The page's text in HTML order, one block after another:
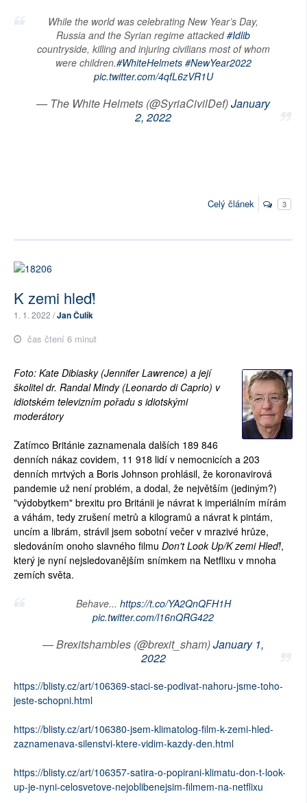
While the world was celebrating New Year’s Day,
Russia and the Syrian regime attacked#Idlib
countryside, killing and injuring civilians most of whom
were children.#WhiteHelmets #NewYear2022
pic.twitter.com/4qfL6zVR1U
— The White Helmets (@SyriaCivilDef)January
2, 2022
Celý článek 3
K zemi hleď!
1. 1. 2022 /Jan Čulík
čas čtení 6 minut
Foto: Kate Dibiasky (Jennifer Lawrence) a její
školitel dr. Randal Mindy (Leonardo di Caprio) v
idiotském televizním pořadu s idiotskými
moderátory
Zatímco Británie zaznamenala dalších 189 846
denních nákaz covidem, 11 918 lidí v nemocnicích a 203
denních mrtvých a Boris Johnson prohlásil, že koronavirová
pandemie už není problém, a dodal, že největším (jediným?)
"výdobytkem" brexitu pro Británii je návrat k imperiálním mírám
a váhám, tedy zrušení metrů a kilogramů a návrat k pintám,
uncím a librám, strávil jsem sobotní večer v mrazivé hrůze,
sledováním onoho slavného filmu Don't Look Up/K zemi Hleď!,
který je nyní nejsledovanějším snímkem na Netflixu v mnoha
zemích světa.
Behave... https://t.co/YA2QnQFH1H
pic.twitter.com/l16nQRG422
— Brexitshambles (@brexit_sham)January 1,
2022
https://blisty.cz/art/106369-staci-se-podivat-nahoru-jsme-toho-
jeste-schopni.html
https://blisty.cz/art/106380-jsem-klimatolog-film-k-zemi-hled-
zaznamenava-silenstvi-ktere-vidim-kazdy-den.html
https://blisty.cz/art/106357-satira-o-popirani-klimatu-don-t-look-
up-je-nyni-celosvetove-nejoblibenejsim-filmem-na-netflixu